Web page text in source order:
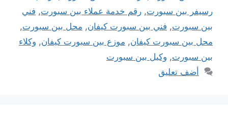
رسيفر بين سبورت, رقم خدمة عملاء بين سبورت, فني
بين سبورت, فني بين سبورت كيفان, محل بين سبورت,
محل بين سبورت كيفان, موزع بين سبورت كيفان, وكلاء
بين سبورت, وكيل بين سبورت
أضف تعليق